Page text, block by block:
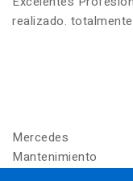
realizado.
Mercedes
Mantenimiento